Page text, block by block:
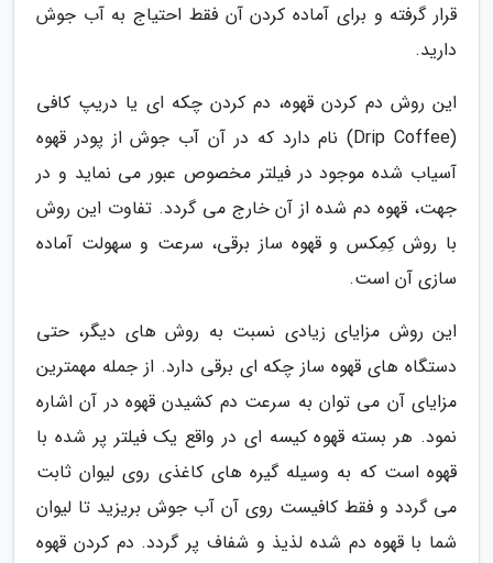
قرار گرفته و برای آماده کردن آن فقط احتیاج به آب جوش
دارید.
این روش دم کردن قهوه، دم کردن چکه ای یا دریپ کافی
(Drip Coffee) نام دارد که در آن آب جوش از پودر قهوه
آسیاب شده موجود در فیلتر مخصوص عبور می نماید و در
جهت، قهوه دم شده از آن خارج می گردد. تفاوت این روش
با روش کِمِکس و قهوه ساز برقی، سرعت و سهولت آماده
سازی آن است.
این روش مزایای زیادی نسبت به روش های دیگر، حتی
دستگاه های قهوه ساز چکه ای برقی دارد. از جمله مهمترین
مزایای آن می توان به سرعت دم کشیدن قهوه در آن اشاره
نمود. هر بسته قهوه کیسه ای در واقع یک فیلتر پر شده با
قهوه است که به وسیله گیره های کاغذی روی لیوان ثابت
می گردد و فقط کافیست روی آن آب جوش بریزید تا لیوان
شما با قهوه دم شده لذیذ و شفاف پر گردد. دم کردن قهوه